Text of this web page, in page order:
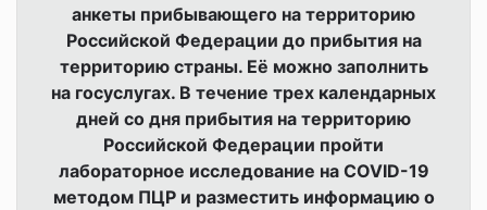
анкеты прибывающего на территорию
Российской Федерации до прибытия на
территорию страны. Её можно заполнить
на госуслугах. В течение трех календарных
дней со дня прибытия на территорию
Российской Федерации пройти
лабораторное исследование на COVID-19
методом ПЦР и разместить информацию о